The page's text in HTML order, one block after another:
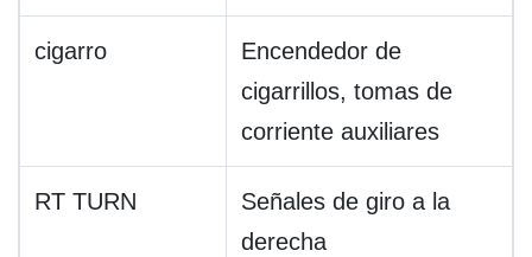
cigarro
Encendedor de
cigarrillos, tomas de
corriente auxiliares
RT TURN
Señales de giro a la
derecha